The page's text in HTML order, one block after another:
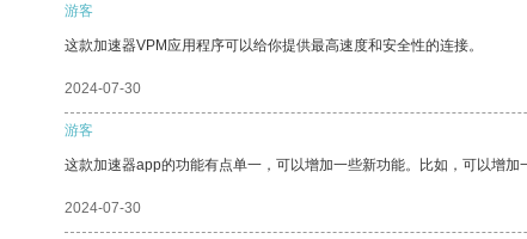
游客
这款加速器VPM应用程序可以给你提供最高速度和安全性的连接。
2024-07-30
游客
这款加速器app的功能有点单一，可以增加一些新功能。比如，可以增
2024-07-30